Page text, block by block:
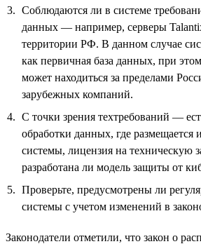
Соблюдаются ли в системе
данных — например, серверы
территории РФ. В данном случае
как первичная база данных, при
может находиться за пределами
зарубежных компаний.
С точки зрения техтребований —
обработки данных, где размещается
системы, лицензия на техническую
разработана ли модель защиты от
Проверьте, предусмотрены ли
системы с учетом изменений в
Законодатели отметили, что закон о